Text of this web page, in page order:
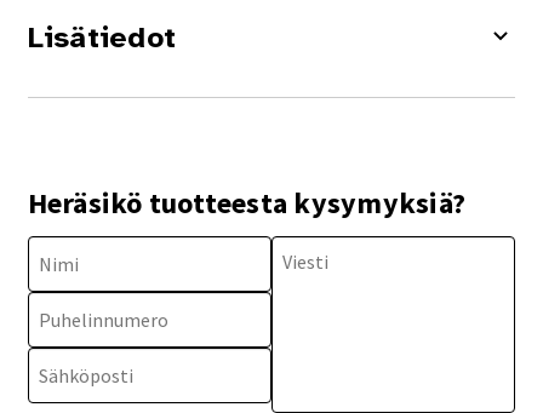
Lisätiedot
Heräsikö tuotteesta kysymyksiä?